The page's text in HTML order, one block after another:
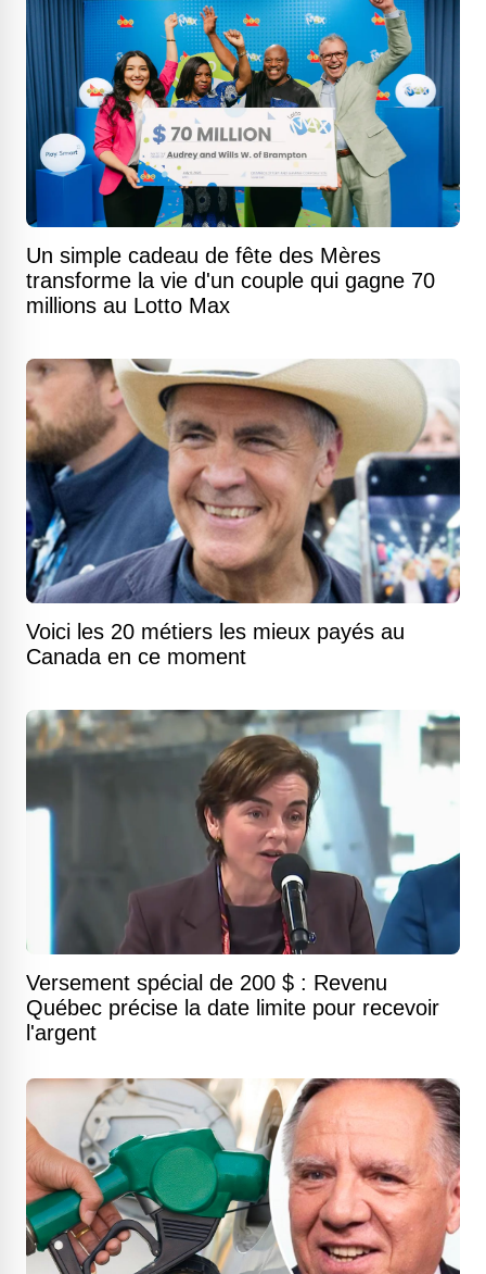
Un simple cadeau de fête des Mères
transforme la vie d'un couple qui gagne 70
millions au Lotto Max
Voici les 20 métiers les mieux payés au
Canada en ce moment
Versement spécial de 200 $ : Revenu
Québec précise la date limite pour recevoir
l'argent